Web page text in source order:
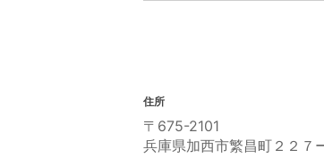
住所
〒675-2101
兵庫県加西市繁昌町２２７